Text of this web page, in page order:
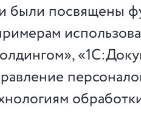
были посвящены